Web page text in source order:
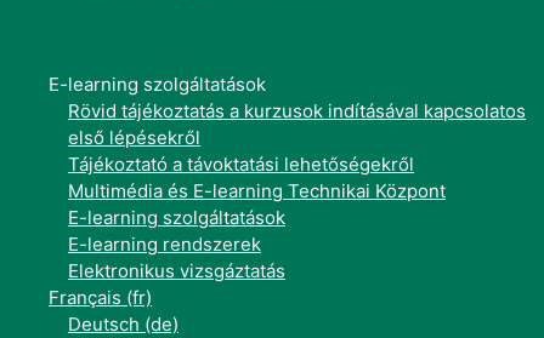
E-learning szolgáltatások
Rövid tájékoztatás a kurzusok indításával kapcsolatos
első lépésekről
Tájékoztató a távoktatási lehetőségekről
Multimédia és E-learning Technikai Központ
E-learning szolgáltatások
E-learning rendszerek
Elektronikus vizsgáztatás
Français ‎(fr)‎
Deutsch ‎(de)‎